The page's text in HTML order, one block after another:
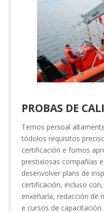
PROBAS DE
Temos persoal
tódolos requisitos
certificación e fomos
prestixiosas compañías
desenvolver plans de
certificación, incluso
enxeñaría, redacción de
e cursos de capacitación.